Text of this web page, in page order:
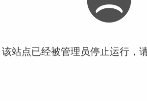
站点已经被管理员停止运行，